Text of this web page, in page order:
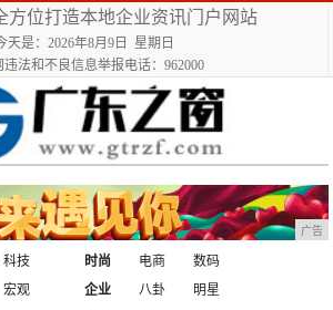
方位打造本地企业资讯门户网站
天是：2026年8月9日 星期日
违法和不良信息举报电话：962000
广告
科技
宏观
时尚 电商
数码
企业
八卦
明星